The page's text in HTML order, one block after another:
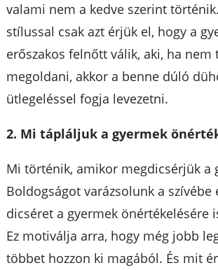
valami nem a kedve szerint
stílussal csak azt érjük el, hogy a
erőszakos felnőtt válik, aki, ha
megoldani, akkor a benne dúló
ütlegeléssel fogja levezetni.
2. Mi tápláljuk a gyermek
Mi történik, amikor megdicsérjük a
Boldogságot varázsolunk a szívébe
dicséret a gyermek önértékelésére
Ez motiválja arra, hogy még jobb
többet hozzon ki magából. És mit